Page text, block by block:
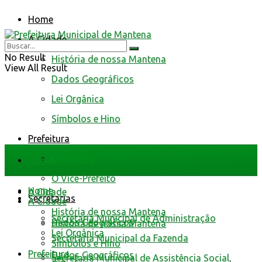
Home
A Cidade
História de nossa Mantena
Dados Geográficos
Lei Orgânica
Símbolos e Hino
Prefeitura
O Vice-Prefeito
Secretarias
Secretaria Municipal de Administração
Secretaria Municipal da Fazenda
Secretaria Municipal de Assistência Social,
No Result
View All Result
Home
A Cidade
História de nossa Mantena
Dados Geográficos
Home
A Cidade
História de nossa Mantena
Dados Geográficos
Lei Orgânica
Símbolos e Hino
Prefeitura